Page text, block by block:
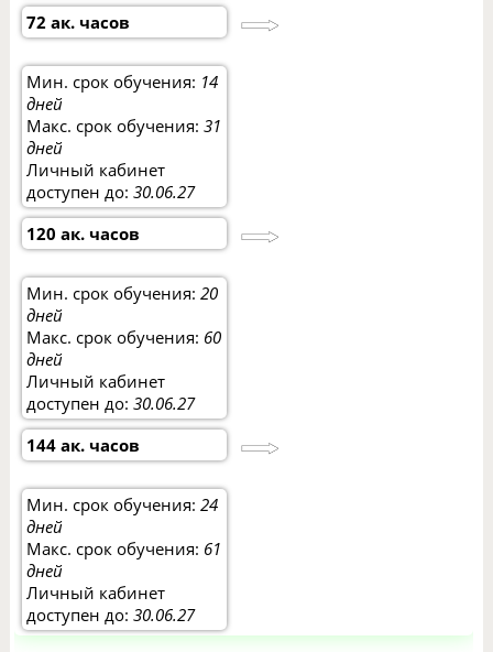
72 ак. часов
Мин. срок обучения: 14
дней
Макс. срок обучения:31
дней
Личный кабинет
доступен до:30.06.27
120 ак. часов
Мин. срок обучения:20
дней
Макс. срок обучения: 60
дней
Личный кабинет
доступен до:30.06.27
144 ак. часов
Мин. срок обучения:24
дней
Макс. срок обучения: 61
дней
Личный кабинет
доступен до:30.06.27